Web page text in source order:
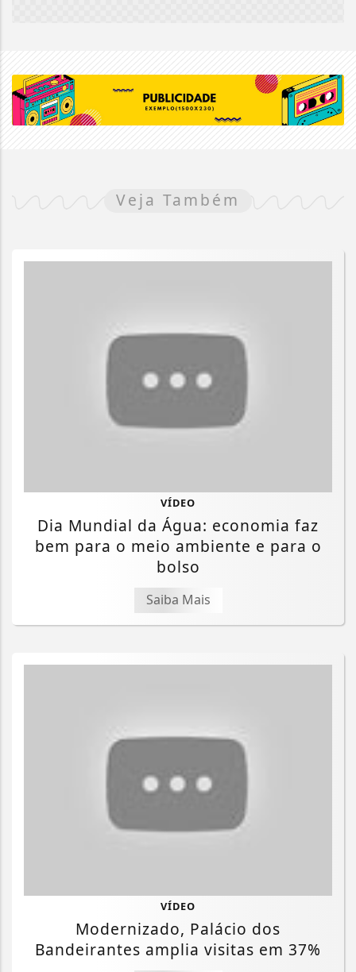
Veja Também
VÍDEO
Dia Mundial da Água: economia faz
bem para o meio ambiente e para o
bolso
Saiba Mais
VÍDEO
Modernizado, Palácio dos
Bandeirantes amplia visitas em 37%